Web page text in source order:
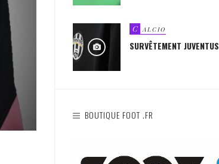
C ALCIO
SURVÊTEMENT JUVENTUS
BOUTIQUE FOOT .FR